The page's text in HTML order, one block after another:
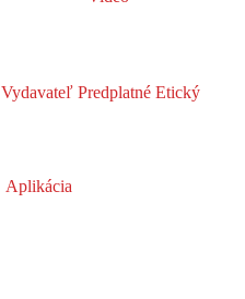
Vydavateľ Predplatné Etický
Aplikácia